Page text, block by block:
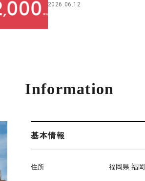
2026.06.12
Information
基本情報
住所 福岡県 福